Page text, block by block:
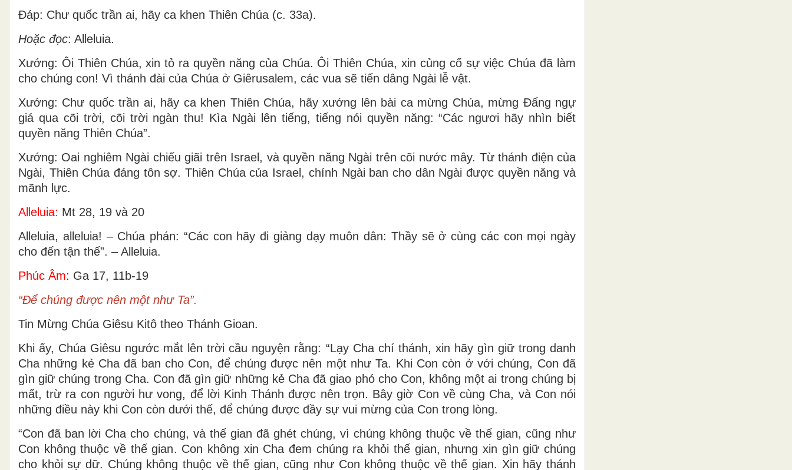
Ðáp: Chư quốc trần ai, hãy ca khen Thiên Chúa (c. 33a).
Hoặc đọc: Alleluia.
Xướng: Ôi Thiên Chúa, xin tỏ ra quyền năng của Chúa. Ôi Thiên Chúa, xin củng cố sự việc Chúa đã làm
cho chúng con! Vì thánh đài của Chúa ở Giêrusalem, các vua sẽ tiến dâng Ngài lễ vật.
Xướng: Chư quốc trần ai, hãy ca khen Thiên Chúa, hãy xướng lên bài ca mừng Chúa, mừng Ðấng ngự
giá qua cõi trời, cõi trời ngàn thu! Kìa Ngài lên tiếng, tiếng nói quyền năng: “Các ngươi hãy nhìn biết
quyền năng Thiên Chúa”.
Xướng: Oai nghiêm Ngài chiếu giãi trên Israel, và quyền năng Ngài trên cõi nước mây. Từ thánh điện của
Ngài, Thiên Chúa đáng tôn sợ. Thiên Chúa của Israel, chính Ngài ban cho dân Ngài được quyền năng và
mãnh lực.
Alleluia: Mt 28, 19 và 20
Alleluia, alleluia! – Chúa phán: “Các con hãy đi giảng dạy muôn dân: Thầy sẽ ở cùng các con mọi ngày
cho đến tận thế”. – Alleluia.
Phúc Âm: Ga 17, 11b-19
“Ðể chúng được nên một như Ta”.
Tin Mừng Chúa Giêsu Kitô theo Thánh Gioan.
Khi ấy, Chúa Giêsu ngước mắt lên trời cầu nguyện rằng: “Lạy Cha chí thánh, xin hãy gìn giữ trong danh
Cha những kẻ Cha đã ban cho Con, để chúng được nên một như Ta. Khi Con còn ở với chúng, Con đã
gìn giữ chúng trong Cha. Con đã gìn giữ những kẻ Cha đã giao phó cho Con, không một ai trong chúng bị
mất, trừ ra con người hư vong, để lời Kinh Thánh được nên trọn. Bây giờ Con về cùng Cha, và Con nói
những điều này khi Con còn dưới thế, để chúng được đầy sự vui mừng của Con trong lòng.
“Con đã ban lời Cha cho chúng, và thế gian đã ghét chúng, vì chúng không thuộc về thế gian, cũng như
Con không thuộc về thế gian. Con không xin Cha đem chúng ra khỏi thế gian, nhưng xin gìn giữ chúng
cho khỏi sự dữ. Chúng không thuộc về thế gian, cũng như Con không thuộc về thế gian. Xin hãy thánh